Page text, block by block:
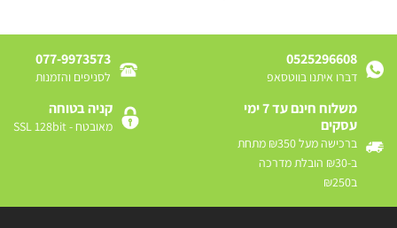
0525296608
דברו איתנו בווטסאפ
077-9973573
לסניפים והזמנות
משלוח חינם עד 7 ימי
עסקים
ברכישה מעל ₪350 מתחת
ב-₪30 הובלת מדרכה
ב₪250
קניה בטוחה
מאובטח - SSL 128bit